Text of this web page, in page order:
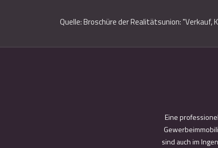
Quelle: Broschüre der Realitätsunion: "Verkauf,
Eine
sind auch im